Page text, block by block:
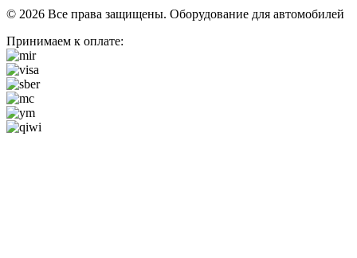
© 2026 Все права защищены. Оборудование для автомобилей
Принимаем к оплате: